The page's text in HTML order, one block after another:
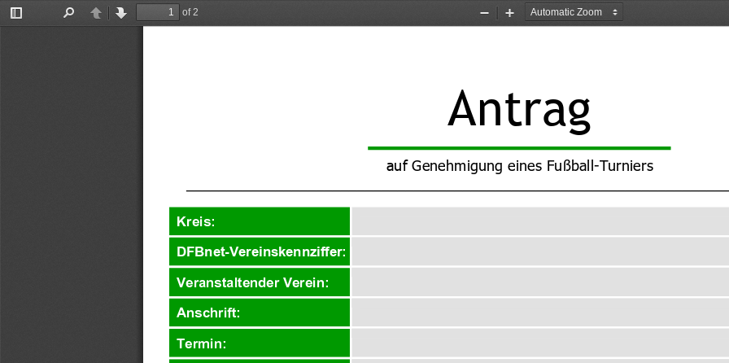
Toggle
PreviousNext
of 2
Zoom
Zoom
Antrag
auf Genehmigung eines Fußball-Turniers
Kreis  :
DFBnet-Vereinskennziffer:
Veranstaltender Verein:
Anschrift:
Termin: